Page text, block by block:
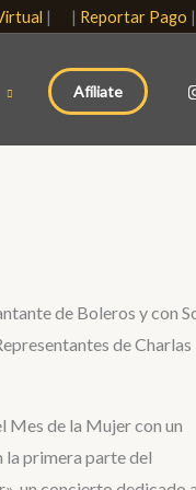
| | Reportar Pago |
Afíliate
de Boleros y con
de Charlas
Mes de la Mujer con un
la primera parte del